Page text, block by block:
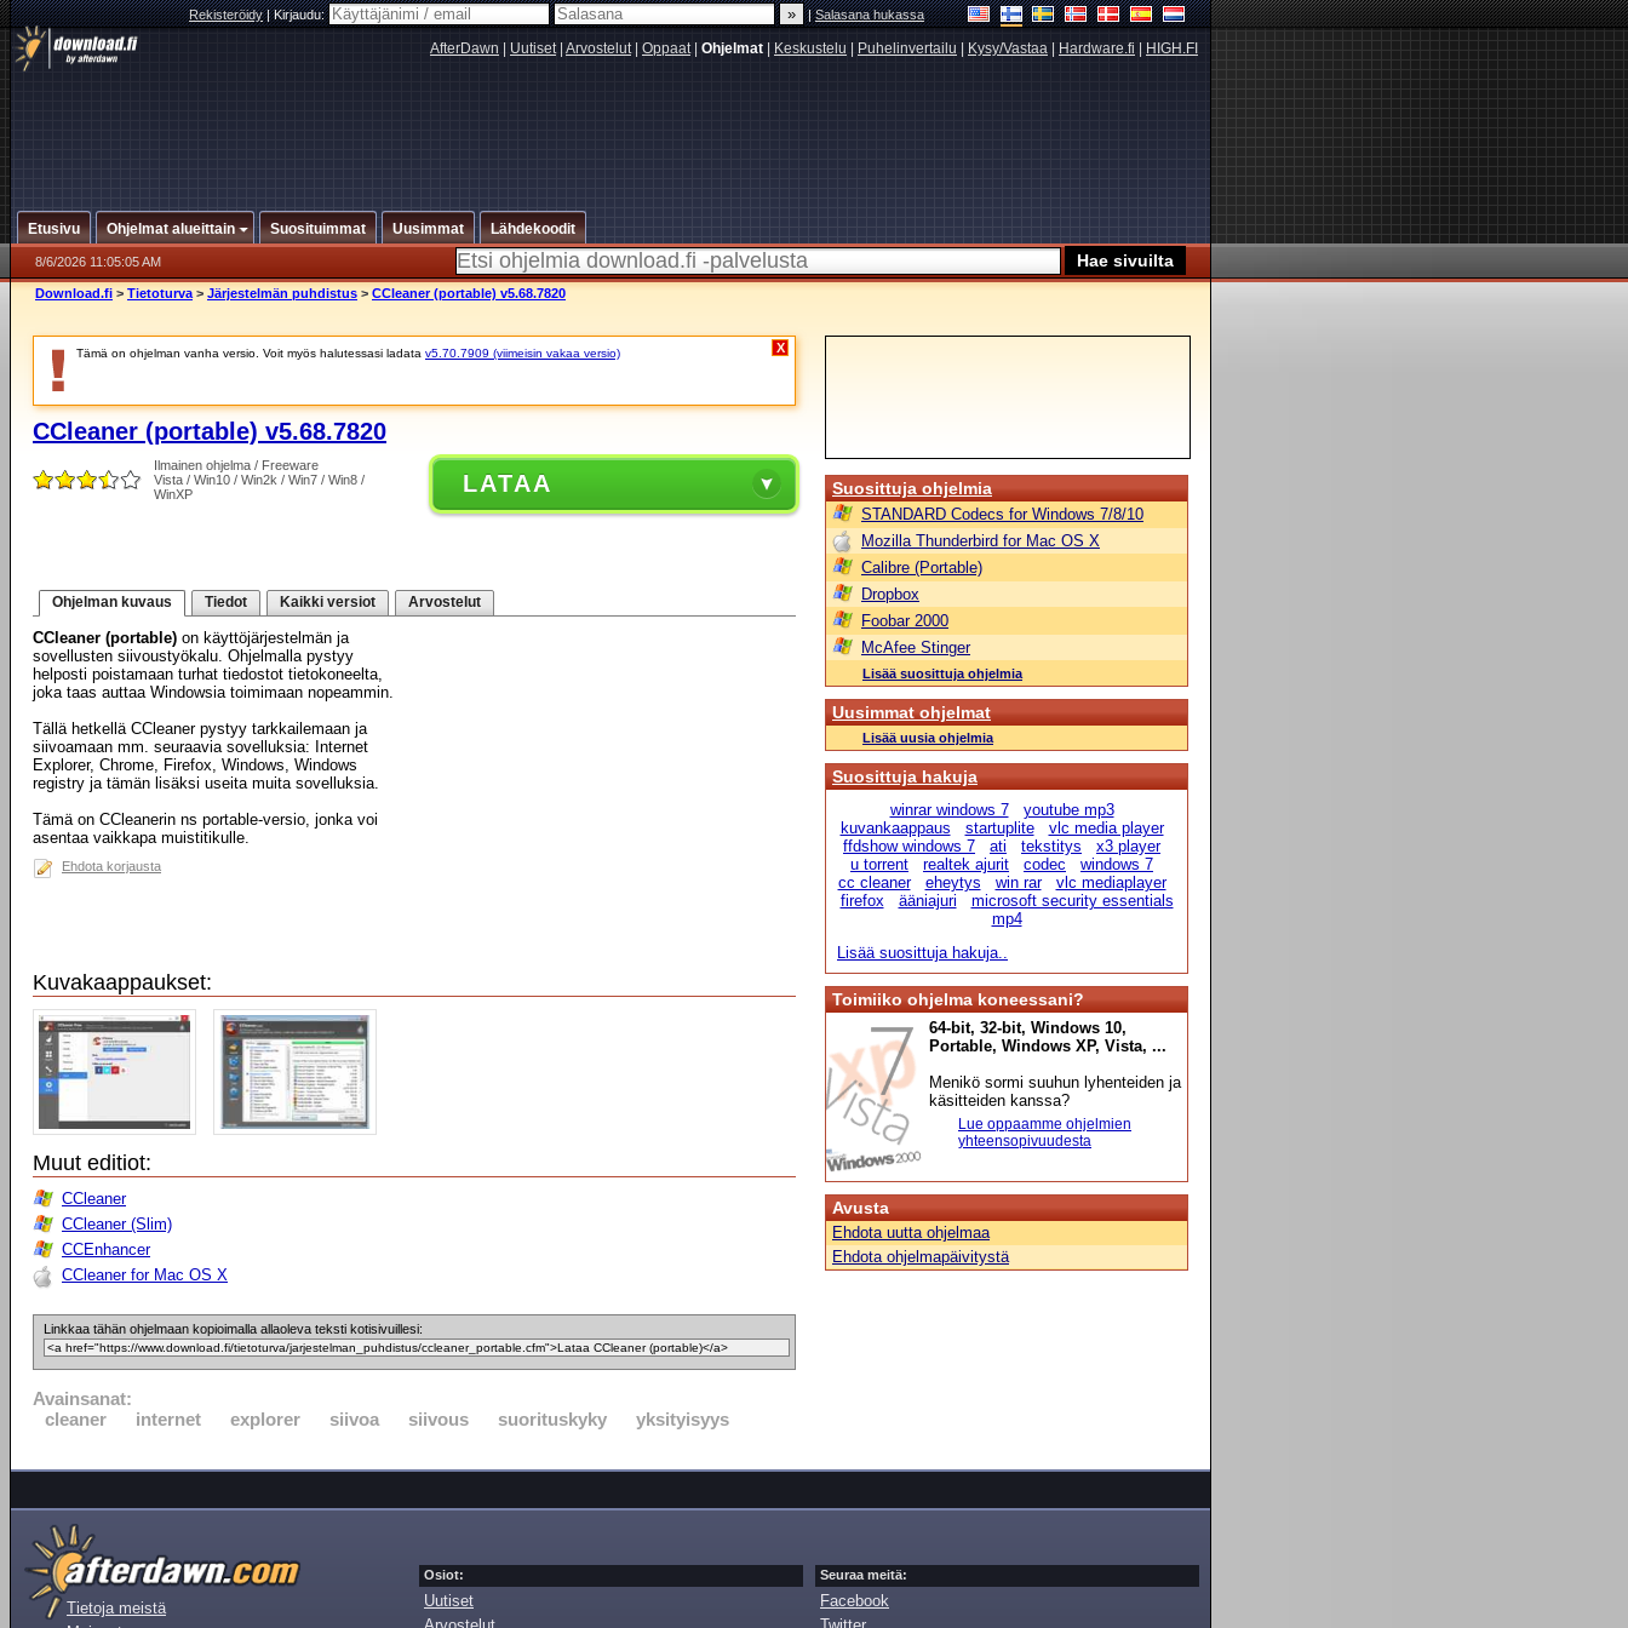
Rekisteröidy|Kirjaudu: |Salasana hukassa
AfterDawn Uutiset| Arvostelut| Oppaat| Ohjelmat Keskustelu Puhelinvertailu Kysy/Vastaa Hardware.fi HIGH.FI
Etusivu Ohjelmat alueittain Suosituimmat Uusimmat Lähdekoodit
8/6/2026 11:05:05 AM
Download.fi > Tietoturva > Järjestelmän puhdistus > CCleaner (portable) v5.68.7820
Tämä on ohjelman vanha versio. Voit myös halutessasi ladata v5.70.7909 (viimeisin vakaa versio) X
CCleaner (portable) v5.68.7820
Ilmainen ohjelma / Freeware
Vista / Win10 / Win2k / Win7 / Win8 /
WinXP
LATAA
Ohjelman kuvaus Tiedot Kaikki versiot Arvostelut
CCleaner (portable) on käyttöjärjestelmän ja
sovellusten siivoustyökalu. Ohjelmalla pystyy
helposti poistamaan turhat tiedostot tietokoneelta,
joka taas auttaa Windowsia toimimaan nopeammin.
Tällä hetkellä CCleaner pystyy tarkkailemaan ja
siivoamaan mm. seuraavia sovelluksia: Internet
Explorer, Chrome, Firefox, Windows, Windows
registry ja tämän lisäksi useita muita sovelluksia.
Tämä on CCleanerin ns portable-versio, jonka voi
asentaa vaikkapa muistitikulle.
Ehdota korjausta
Kuvakaappaukset:
Muut editiot:
CCleaner
CCleaner (Slim)
CCEnhancer
CCleaner for Mac OS X
Linkkaa tähän ohjelmaan kopioimalla allaoleva teksti kotisivuillesi:
Avainsanat:
cleaner
internet explorer siivoa siivous suorituskyky yksityisyys
Suosittuja ohjelmia
STANDARD Codecs for Windows 7/8/10
Mozilla Thunderbird for Mac OS X
Calibre (Portable)
Dropbox
Foobar 2000
McAfee Stinger
Lisää suosittuja ohjelmia
Uusimmat ohjelmat
Lisää uusia ohjelmia
Suosittuja hakuja
winrar windows 7
youtube mp3
kuvankaappaus
startuplite
vlc media player
ffdshow windows 7
ati tekstitys
x3 player
u torrent
realtek ajurit codec
windows 7
cc cleaner
eheytys win rar
vlc mediaplayer
firefox
ääniajuri
microsoft security essentials
mp4
Lisää suosittuja hakuja..
Toimiiko ohjelma koneessani?
64-bit, 32-bit, Windows 10,
Portable, Windows XP, Vista, ...
Menikö sormi suuhun lyhenteiden ja
käsitteiden kanssa?
Lue oppaamme ohjelmien
yhteensopivuudesta
Avusta
Ehdota uutta ohjelmaa
Ehdota ohjelmapäivitystä
Tietoja meistä
Osiot:
Uutiset
Seuraa meitä:
Facebook